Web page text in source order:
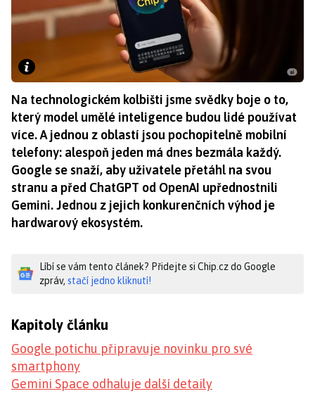
Na technologickém kolbišti jsme svědky boje o to,
který model umělé inteligence budou lidé používat
více. A jednou z oblastí jsou pochopitelně mobilní
telefony: alespoň jeden má dnes bezmála každý.
Google se snaží, aby uživatele přetáhl na svou
stranu a před ChatGPT od OpenAI upřednostnili
Gemini. Jednou z jejich konkurenčních výhod je
hardwarový ekosystém.
Líbí se vám tento článek? Přidejte si Chip.cz do Google
zpráv, stačí jedno kliknutí!
Kapitoly článku
Google potichu připravuje novinku pro své
smartphony
Gemini Space odhaluje další detaily